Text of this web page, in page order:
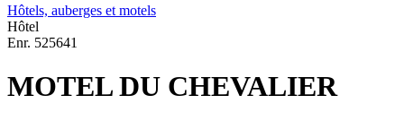
Hôtels, auberges et motels
Hôtel
Enr. 525641
MOTEL DU CHEVALIER